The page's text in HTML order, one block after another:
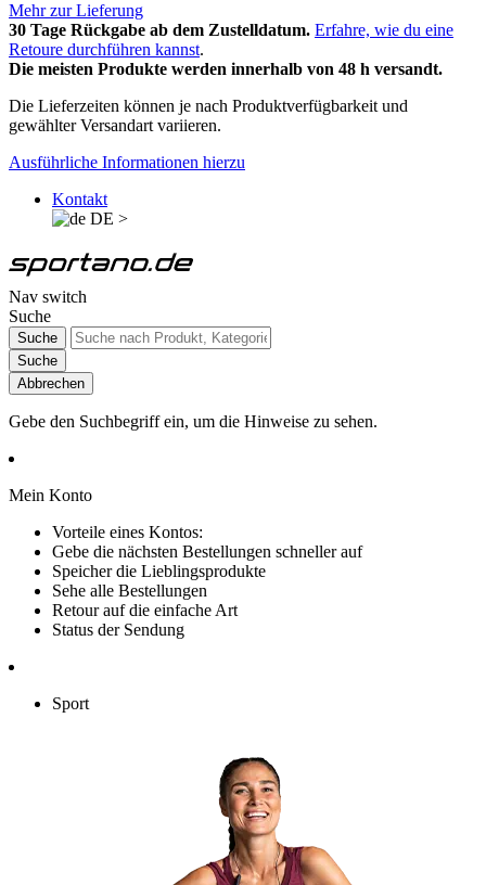
Mehr zur Lieferung
30 Tage Rückgabe ab dem Zustelldatum. Erfahre, wie du eine
Retoure durchführen kannst.
Die meisten Produkte werden innerhalb von 48 h versandt.
Die Lieferzeiten können je nach Produktverfügbarkeit und
gewählter Versandart variieren.
Ausführliche Informationen hierzu
Kontakt
DE >
Nav switch
Suche
Suche
Suche
Abbrechen
Gebe den Suchbegriff ein, um die Hinweise zu sehen.
Mein Konto
Vorteile eines Kontos:
Gebe die nächsten Bestellungen schneller auf
Speicher die Lieblingsprodukte
Sehe alle Bestellungen
Retour auf die einfache Art
Status der Sendung
Sport